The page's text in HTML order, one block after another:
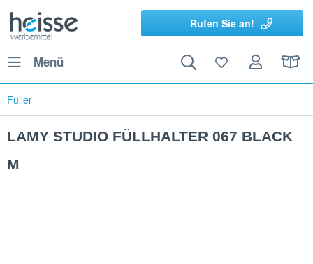
Rufen Sie an!
Menü
Füller
LAMY STUDIO FÜLLHALTER 067 BLACK
M